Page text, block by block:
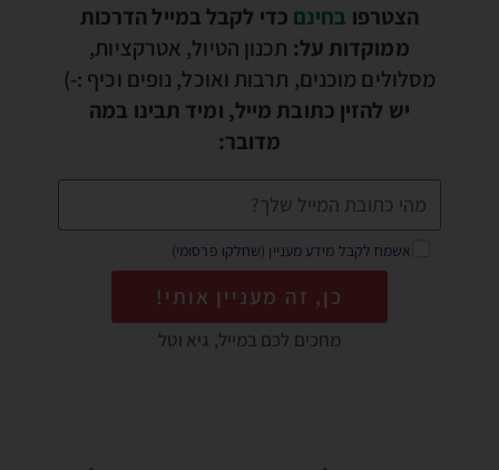
הצטרפו בחינם כדי לקבל במייל הדרכות
ממוקדות על: תכנון הטיול, אטרקציות,
מסלולים מוכנים, תרבות ואוכל, נופים וכיף :-)
יש להזין כתובת מייל, ומיד תבינו במה
מדובר:
אשמח לקבל מידע מעניין (שחלקו פרסומי)
כן, זה מעניין אותי!
מחכים לכם במייל, גיא וטל